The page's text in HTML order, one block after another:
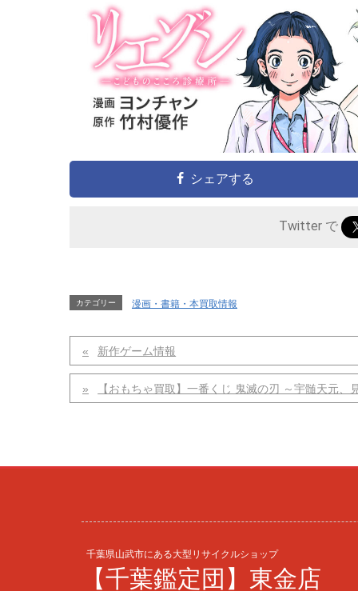
シェアする
Twitter で
カテゴリー 漫画・書籍・本買取情報
新作ゲーム情報
【おもちゃ買取】一番くじ 鬼滅の刃 ～宇髄天元
千葉県山武市にある大型リサイクルショップ
【千葉鑑定団】東金店